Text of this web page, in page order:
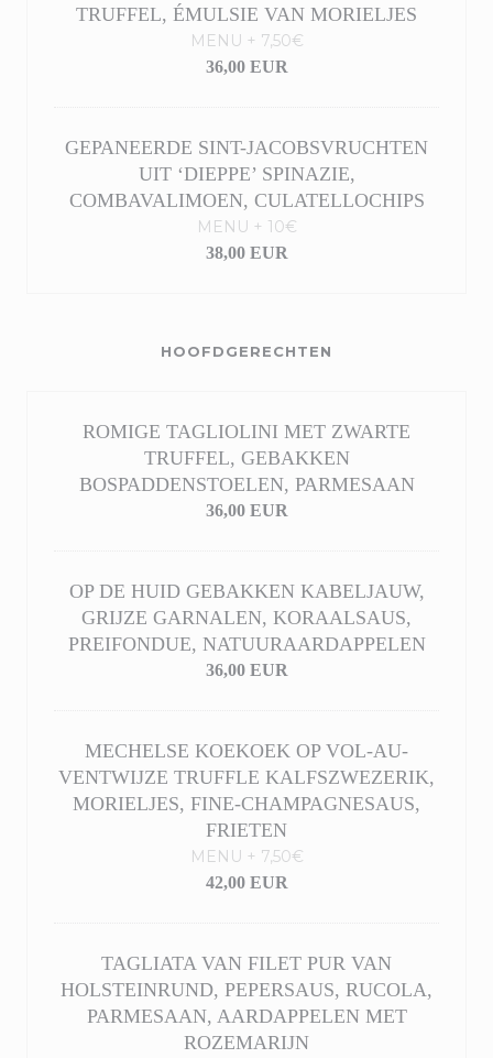
TRUFFEL, ÉMULSIE VAN MORIELJES
MENU + 7,50€
36,00 EUR
GEPANEERDE SINT-JACOBSVRUCHTEN
UIT ‘DIEPPE’ SPINAZIE,
COMBAVALIMOEN, CULATELLOCHIPS
MENU + 10€
38,00 EUR
HOOFDGERECHTEN
ROMIGE TAGLIOLINI MET ZWARTE
TRUFFEL, GEBAKKEN
BOSPADDENSTOELEN, PARMESAAN
36,00 EUR
OP DE HUID GEBAKKEN KABELJAUW,
GRIJZE GARNALEN, KORAALSAUS,
PREIFONDUE, NATUURAARDAPPELEN
36,00 EUR
MECHELSE KOEKOEK OP VOL-AU-
VENTWIJZE TRUFFLE KALFSZWEZERIK,
MORIELJES, FINE-CHAMPAGNESAUS,
FRIETEN
MENU + 7,50€
42,00 EUR
TAGLIATA VAN FILET PUR VAN
HOLSTEINRUND, PEPERSAUS, RUCOLA,
PARMESAAN, AARDAPPELEN MET
ROZEMARIJN